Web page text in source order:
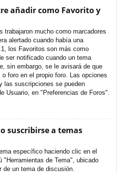
añadir como Favorito y
trabajaron mucho como marcadores
alertado cuando había una
los Favoritos son más como
ser notificado cuando un tema
sin embargo, se le avisará de que
foro en el propio foro. Las opciones
las suscripciones se pueden
Usuario, en "Preferencias de Foros".
suscribirse a temas
específico haciendo clic en el
"Herramientas de Tema", ubicado
de un tema de discusión.